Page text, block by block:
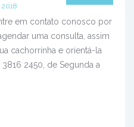
em contato conosco por
uma consulta, assim
cachorrinha e orientá-la
2450, de Segunda a